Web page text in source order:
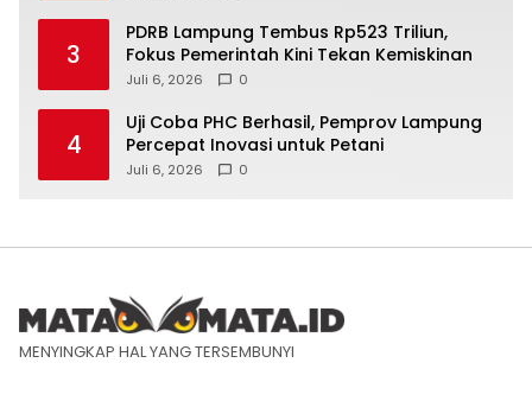
3
PDRB Lampung Tembus Rp523 Triliun,
Fokus Pemerintah Kini Tekan Kemiskinan
Juli 6, 2026 0
4
Uji Coba PHC Berhasil, Pemprov Lampung
Percepat Inovasi untuk Petani
Juli 6, 2026 0
MENYINGKAP HAL YANG TERSEMBUNYI